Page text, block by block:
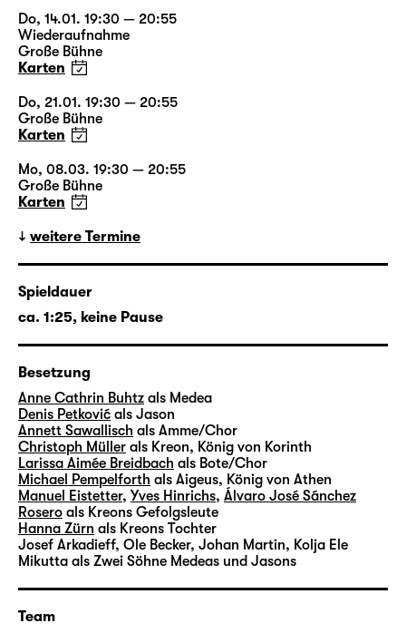
Do, 14.01. 19:30 — 20:55
Wiederaufnahme
Große Bühne
Karten
Do, 21.01. 19:30 — 20:55
Große Bühne
Karten
Mo, 08.03. 19:30 — 20:55
Große Bühne
Karten
weitere Termine
Spieldauer
ca. 1:25, keine Pause
Besetzung
Anne Cathrin Buhtz als Medea
Denis Petković als Jason
Annett Sawallisch als Amme/Chor
Christoph Müller als Kreon, König von Korinth
Larissa Aimée Breidbach als Bote/Chor
Michael Pempelforth als Aigeus, König von Athen
Manuel Eistetter, Yves Hinrichs, Álvaro José Sánchez
Rosero als Kreons Gefolgsleute
Hanna Zürn als Kreons Tochter
Josef Arkadieff, Ole Becker, Johan Martin, Kolja Ele
Mikutta als Zwei Söhne Medeas und Jasons
Team